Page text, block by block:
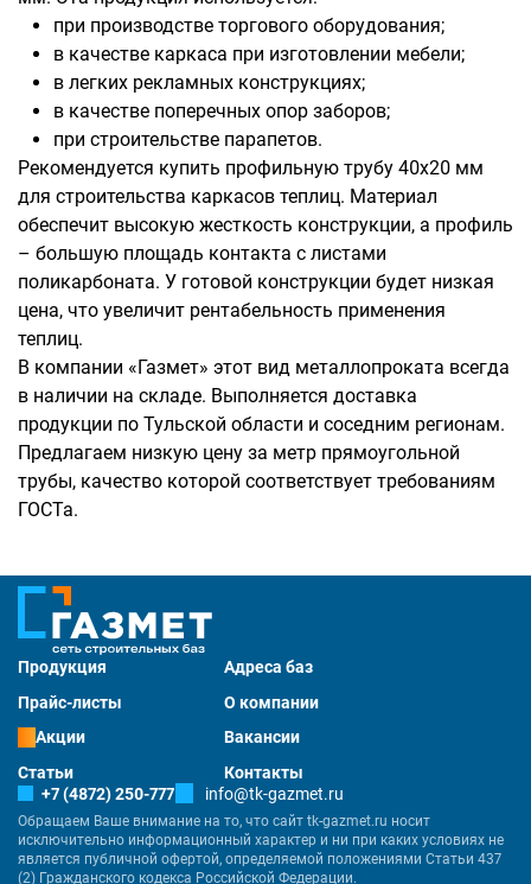
при производстве торгового оборудования;
в качестве каркаса при изготовлении мебели;
в легких рекламных конструкциях;
в качестве поперечных опор заборов;
при строительстве парапетов.
Рекомендуется купить профильную трубу 40х20 мм
для строительства каркасов теплиц. Материал
обеспечит высокую жесткость конструкции, а профиль
– большую площадь контакта с листами
поликарбоната. У готовой конструкции будет низкая
цена, что увеличит рентабельность применения
теплиц.
В компании «Газмет» этот вид металлопроката всегда
в наличии на складе. Выполняется доставка
продукции по Тульской области и соседним регионам.
Предлагаем низкую цену за метр прямоугольной
трубы, качество которой соответствует требованиям
ГОСТа.
Продукция
Адреса баз
Прайс-листы
О компании
Акции
Вакансии
Статьи
Контакты
+7 (4872) 250-777
info@tk-gazmet.ru
Обращаем Ваше внимание на то, что сайт tk-gazmet.ru носит
исключительно информационный характер и ни при каких условиях не
является публичной офертой, определяемой положениями Статьи 437
(2) Гражданского кодекса Российской Федерации.